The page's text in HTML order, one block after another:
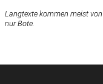
Langtexte kommen meist
nur Bote.